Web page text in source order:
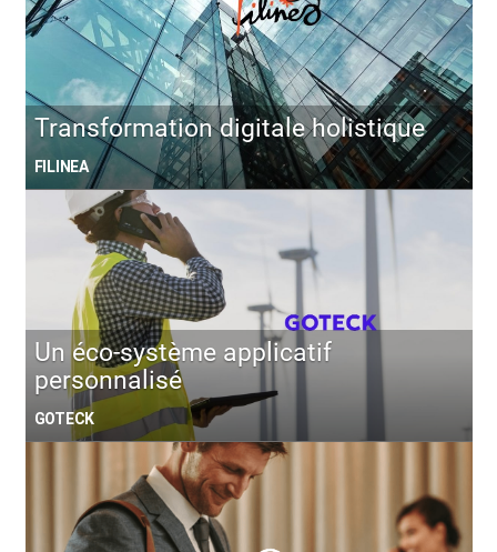
Transformation digitale holistique
FILINEA
Un éco-système applicatif
personnalisé
GOTECK